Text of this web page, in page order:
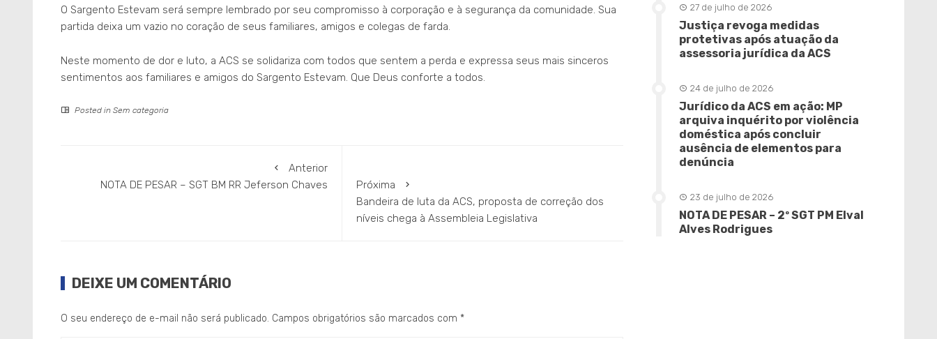
O Sargento Estevam será sempre lembrado por seu compromisso à corporação e à segurança da comunidade. Sua
partida deixa um vazio no coração de seus familiares, amigos e colegas de farda.
Neste momento de dor e luto, a ACS se solidariza com todos que sentem a perda e expressa seus mais sinceros
sentimentos aos familiares e amigos do Sargento Estevam. Que Deus conforte a todos.
Posted in Sem categoria
Anterior
NOTA DE PESAR – SGT BM RR Jeferson Chaves
Próxima
Bandeira de luta da ACS, proposta de correção dos
níveis chega à Assembleia Legislativa
DEIXE UM COMENTÁRIO
O seu endereço de e-mail não será publicado. Campos obrigatórios são marcados com *
27 de julho de 2026
Justiça revoga medidas
protetivas após atuação da
assessoria jurídica da ACS
24 de julho de 2026
Jurídico da ACS em ação: MP
arquiva inquérito por violência
doméstica após concluir
ausência de elementos para
denúncia
23 de julho de 2026
NOTA DE PESAR – 2º SGT PM Elval
Alves Rodrigues